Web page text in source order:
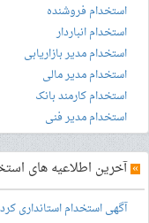
استخدام فروشنده
استخدام انباردار
استخدام مدیر بازاریابی
استخدام مدیر مالی
استخدام کارمند بانک
استخدام مدیر فنی
»آخرین اطلاعیه های
آگهی استخدام استانداری